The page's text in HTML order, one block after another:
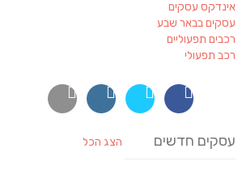
אינדקס עסקים
עסקים בבאר שבע
רכבים תפעוליים
רכב תפעולי
עסקים חדשים הצג הכל